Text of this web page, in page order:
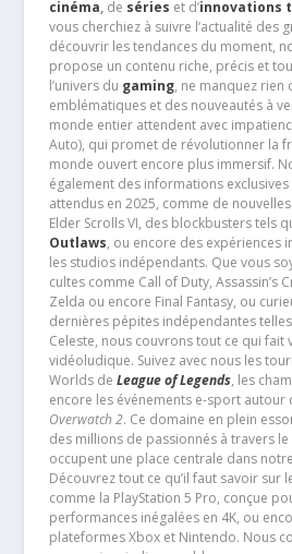
cinéma,de séries et d’innovations
vous cherchiez à suivre l’actualité des
découvrir les tendances du moment,
propose un contenu riche, précis et
l’univers du gaming, ne manquez rien
emblématiques et des nouveautés à
monde entier attendent avec
Auto), qui promet de révolutionner la
monde ouvert encore plus immersif.
également des informations
attendus en 2025, comme de
Elder Scrolls VI, des blockbusters tels
Outlaws, ou encore des expériences
les studios indépendants. Que vous
cultes comme Call of Duty, Assassin’s
Zelda ou encore Final Fantasy, ou
dernières pépites indépendantes
Celeste, nous couvrons tout ce qui fait
vidéoludique. Suivez avec nous les
Worlds de League of Legends, les
encore les événements e-sport autour
Overwatch 2. Ce domaine en plein
des millions de passionnés à travers
occupent une place centrale dans
Découvrez tout ce qu’il faut savoir sur
comme la PlayStation 5 Pro, conçue
performances inégalées en 4K, ou
plateformes Xbox et Nintendo. Nous